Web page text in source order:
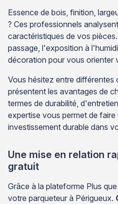
Essence de bois, finition,
? Ces professionnels
caractéristiques de vos
passage, l'exposition à
décoration pour vous orienter
Vous hésitez entre différentes
présentent les avantages de
termes de durabilité,
expertise vous permet de
investissement durable dans
Une mise en relation
gratuit
Grâce à la plateforme Plus
votre parqueteur à Périgueux.